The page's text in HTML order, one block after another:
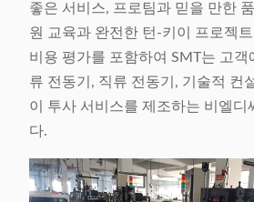
좋은 서비스, 프로팀과 믿을 만한
원 교육과 완전한 턴-키이 프로젝
비용 평가를 포함하여 SMT는 고객
류 전동기, 직류 전동기, 기술적 컨
이 투사 서비스를 제조하는 비엘디
다.